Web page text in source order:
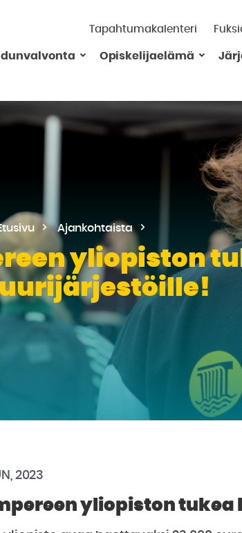
Tapahtumakalenteri
Opiskelijaelämä
Ajankohtaista
yliopiston
2023
yliopiston